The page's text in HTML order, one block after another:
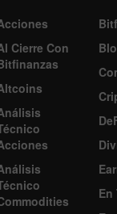
Cierre Con
En